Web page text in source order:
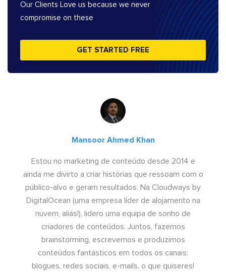
Our Clients Love us because we never
compromise on these
GET STARTED FREE
Mansoor Ahmed Khan
Estou no marketing de conteúdo desde 2014 e
ainda me divirto a criar histórias que ressoam com o
público-alvo e geram resultados. Na Cloudways by
DigitalOcean (uma empresa líder de alojamento na
nuvem, aliás!), lidero uma equipa de sonho de
criadores de conteúdos. Juntos, fazemos
brainstorming, escrevemos e produzimos
conteúdos fantásticos em todos os canais:
blogues, redes sociais, e-mails, o que quiseres!